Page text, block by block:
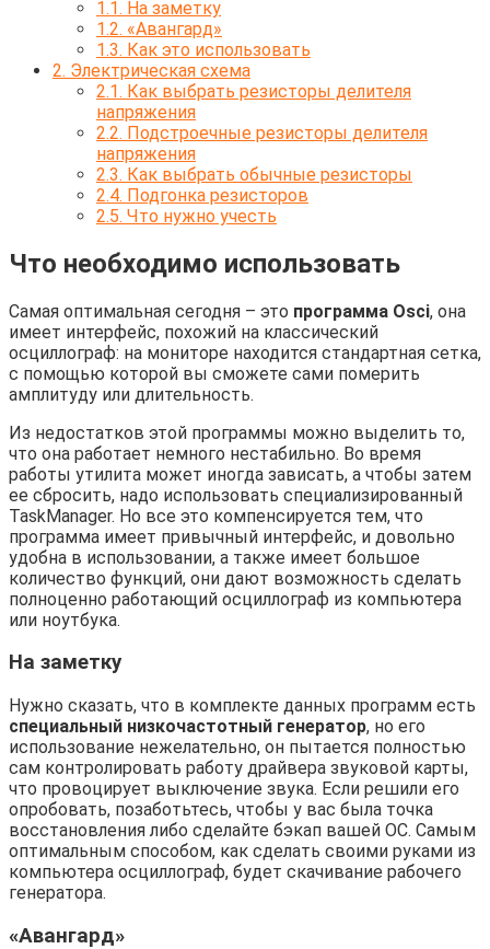
1.1. На заметку
1.2. «Авангард»
1.3. Как это использовать
2. Электрическая схема
2.1. Как выбрать резисторы делителя
напряжения
2.2. Подстроечные резисторы делителя
напряжения
2.3. Как выбрать обычные резисторы
2.4. Подгонка резисторов
2.5. Что нужно учесть
Что необходимо использовать
Самая оптимальная сегодня – это программа Osci, она
имеет интерфейс, похожий на классический
осциллограф: на мониторе находится стандартная сетка,
с помощью которой вы сможете сами померить
амплитуду или длительность.
Из недостатков этой программы можно выделить то,
что она работает немного нестабильно. Во время
работы утилита может иногда зависать, а чтобы затем
ее сбросить, надо использовать специализированный
TaskManager. Но все это компенсируется тем, что
программа имеет привычный интерфейс, и довольно
удобна в использовании, а также имеет большое
количество функций, они дают возможность сделать
полноценно работающий осциллограф из компьютера
или ноутбука.
На заметку
Нужно сказать, что в комплекте данных программ есть
специальный низкочастотный генератор, но его
использование нежелательно, он пытается полностью
сам контролировать работу драйвера звуковой карты,
что провоцирует выключение звука. Если решили его
опробовать, позаботьтесь, чтобы у вас была точка
восстановления либо сделайте бэкап вашей ОС. Самым
оптимальным способом, как сделать своими руками из
компьютера осциллограф, будет скачивание рабочего
генератора.
«Авангард»